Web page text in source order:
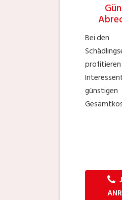
Bei den
profitieren
günstigen